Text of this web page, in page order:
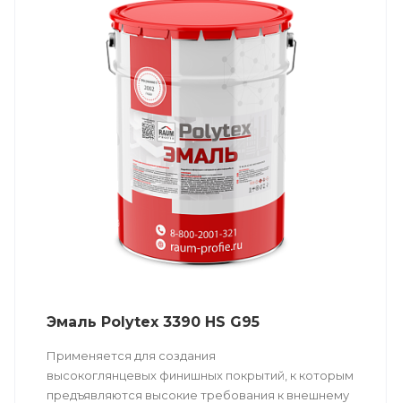
Эмаль Polytex 3390 HS G95
Применяется для создания
высокоглянцевых финишных покрытий, к которым
предъявляются высокие требования к внешнему